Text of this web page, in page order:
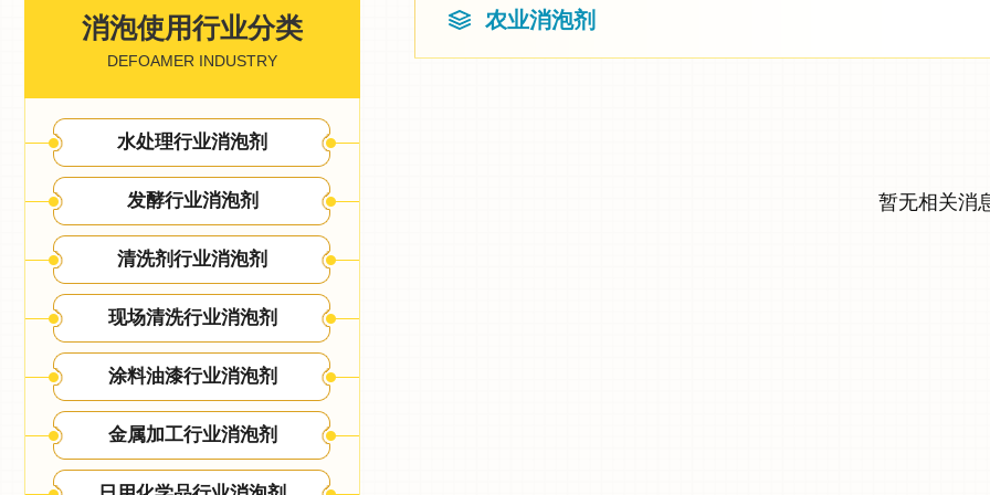
消泡使用行业分类
DEFOAMER INDUSTRY
水处理行业消泡剂
发酵行业消泡剂
清洗剂行业消泡剂
现场清洗行业消泡剂
涂料油漆行业消泡剂
金属加工行业消泡剂
农业消泡剂
暂无相关消